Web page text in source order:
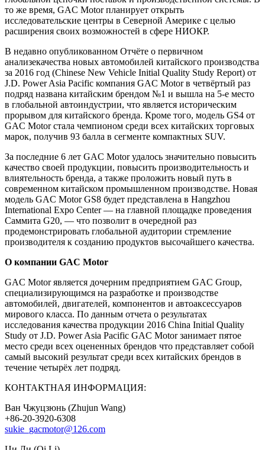
то же время, GAC Motor планирует открыть
исследовательские центры в Северной Америке с целью
расширения своих возможностей в сфере НИОКР.
В недавно опубликованном Отчёте о первичном
анализекачества новых автомобилей китайского производства
за 2016 год (Chinese New Vehicle Initial Quality Study Report) от
J.D. Power Asia Pacific компания GAC Motor в четвёртый раз
подряд названа китайским брендом №1 и вышла на 5-е место
в глобальной автоиндустрии, что является историческим
прорывом для китайского бренда. Кроме того, модель GS4 от
GAC Motor стала чемпионом среди всех китайских торговых
марок, получив 93 балла в сегменте компактных SUV.
За последние 6 лет GAC Motor удалось значительно повысить
качество своей продукции, повысить производительность и
влиятельность бренда, а также проложить новый путь в
современном китайском промышленном производстве. Новая
модель GAC Motor GS8 будет представлена в Hangzhou
International Expo Center — на главной площадке проведения
Саммита G20, — что позволит в очередной раз
продемонстрировать глобальной аудитории стремление
производителя к созданию продуктов высочайшего качества.
О компании GAC Motor
GAC Motor является дочерним предприятием GAC Group,
специализирующимся на разработке и производстве
автомобилей, двигателей, компонентов и автоаксессуаров
мирового класса. По данным отчета о результатах
исследования качества продукции 2016 China Initial Quality
Study от J.D. Power Asia Pacific GAC Motor занимает пятое
место среди всех оцененных брендов что представляет собой
самый высокий результат среди всех китайских брендов в
течение четырёх лет подряд.
КОНТАКТНАЯ ИНФОРМАЦИЯ:
Ван Чжуцзюнь (Zhujun Wang)
+86-20-3920-6308
sukie_gacmotor@126.com